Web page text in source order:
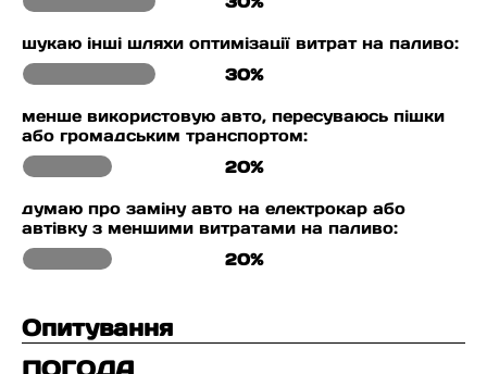
шукаю інші шляхи оптимізації витрат на паливо:
30%
менше використовую авто, пересуваюсь пішки
або громадським транспортом:
20%
думаю про заміну авто на електрокар або
автівку з меншими витратами на паливо:
20%
Опитування